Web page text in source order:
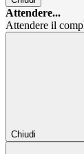
Attendere...
Attendere il
Chiudi